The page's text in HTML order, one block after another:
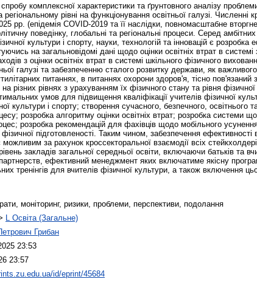
комплексної характеристики та ґрунтовного аналізу
рівні на функціонування освітньої галузі. Численні
рр. (епідемія COVID-2019 та її наслідки, повномасштабне
поведінку, глобальні та регіональні процеси. Серед
культури і спорту, науки, технологій та інновацій є
на загальновідомі дані щодо оцінки освітніх втрат в
з оцінки освітніх втрат в системі шкільного фізичного
галузі та забезпеченню сталого розвитку держави, як
питаннях, в питаннях охорони здоров'я, тісно
на різних рівнях з урахуванням їх фізичного стану та рівня
умов для підвищення кваліфікації учителів фізичної
культури і спорту; створення сучасного, безпечного,
розробка алгоритму оцінки освітніх втрат; розробка системи
розробка рекомендацій для фахівців щодо мобільного
підготовленості. Таким чином, забезпечення
за рахунок кроссекторальної взаємодії всіх
закладів загальної середньої освіти, включаючи батьків та
ефективний менеджмент яких включатиме якісну
тренінгів для вчителів фізичної культури, а також включення
моніторинг, ризики, проблеми, перспективи, подолання
L Освіта (Загальне)
Грибан
23:53
23:57
id/eprint/45684